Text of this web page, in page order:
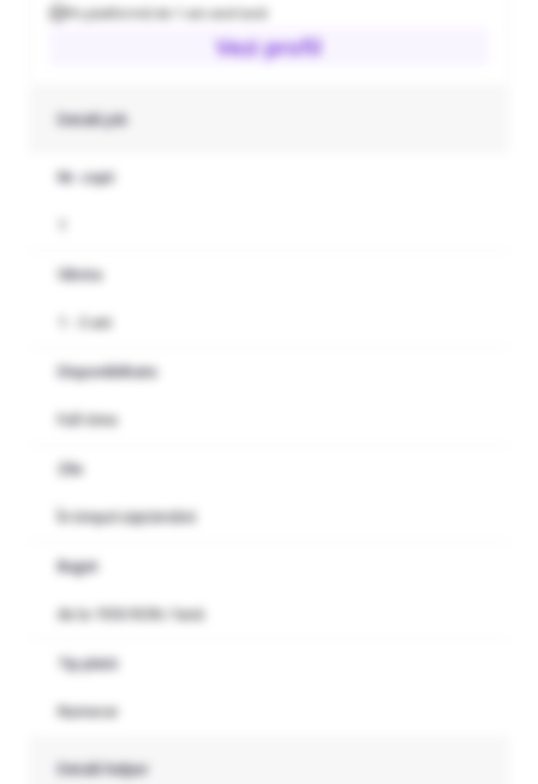
Pe platformă de 1 ani and lună
Vezi profil
Detalii job
Nr. copii
Vârsta
1 - 3 ani
Disponibilitate
Full-time
Zile
În timpul săptămânii
Buget
de la 1950 RON / lună
Tip plată
Numerar
Detalii helper